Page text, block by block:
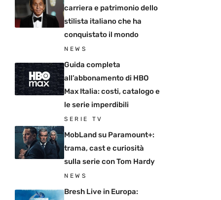
carriera e patrimonio dello
stilista italiano che ha
conquistato il mondo
NEWS
Guida completa
all’abbonamento di HBO
Max Italia: costi, catalogo e
le serie imperdibili
SERIE TV
MobLand su Paramount+:
trama, cast e curiosità
sulla serie con Tom Hardy
NEWS
Bresh Live in Europa: